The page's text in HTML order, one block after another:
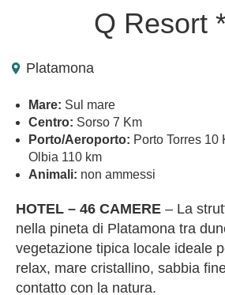
Q Resort
Platamona
Mare: Sul mare
Centro: Sorso 7 Km
Porto/Aeroporto: Porto Torres 10
Olbia 110 km
Animali: non ammessi
HOTEL – 46 CAMERE – La
nella pineta di Platamona tra
vegetazione tipica locale ideale
relax, mare cristallino, sabbia
contatto con la natura.